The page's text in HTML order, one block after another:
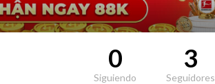
0
Siguiendo
3
Seguidores